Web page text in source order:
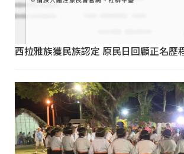
西拉雅族獲民族認定 原民日回顧正名歷